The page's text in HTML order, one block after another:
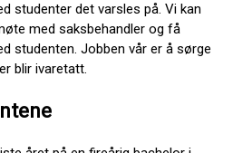
studenter det varsles på. Vi kan
med saksbehandler og få
studenten. Jobben vår er å sørge
blir ivaretatt.